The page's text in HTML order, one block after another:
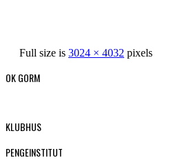
Full size is 3024 × 4032 pixels
OK GORM
KLUBHUS
PENGEINSTITUT